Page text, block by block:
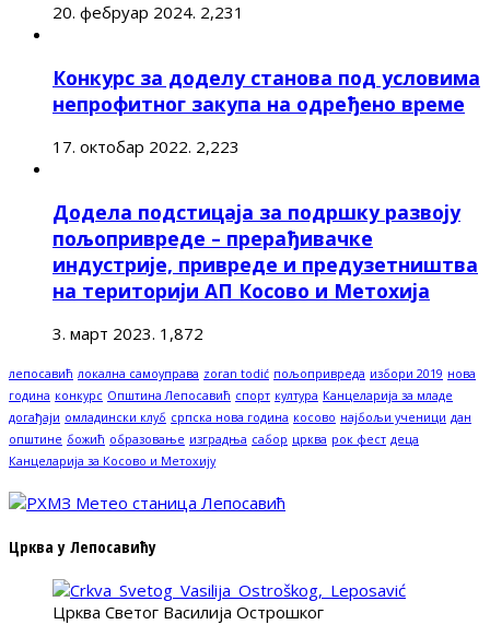
20. фебруар 2024. 2,231
Конкурс за доделу станова под условима
непрофитног закупа на одређено време
17. октобар 2022. 2,223
Додела подстицаја за подршку развоју
пољопривреде – прерађивачке
индустрије, привреде и предузетништва
на територији АП Косово и Метохија
3. март 2023. 1,872
лепосавић локална самоуправа zoran todić пољопривреда избори 2019 нова
година конкурс Општина Лепосавић спорт култура Канцеларија за младе
догађаји омладински клуб српска нова година косово најбољи ученици дан
општине божић образовање изградња сабор црква рок фест деца
Канцеларија за Косово и Метохију
Црква у Лепосавићу
Црква Светог Василија Острошког